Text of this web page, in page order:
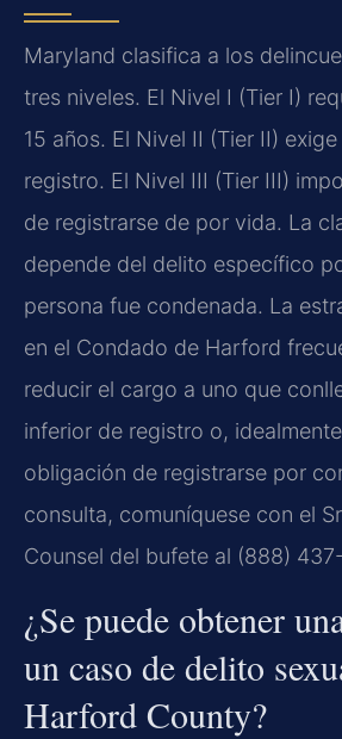
Maryland clasifica a los
tres niveles. El Nivel I (Tier I)
15 años. El Nivel II (Tier II)
registro. El Nivel III (Tier III)
de registrarse de por vida. La
depende del delito específico
persona fue condenada. La
en el Condado de Harford
reducir el cargo a uno que
inferior de registro o,
obligación de registrarse por
consulta, comuníquese con el
Counsel del bufete al (888)
¿Se puede obtener
un caso de delito
Harford County?